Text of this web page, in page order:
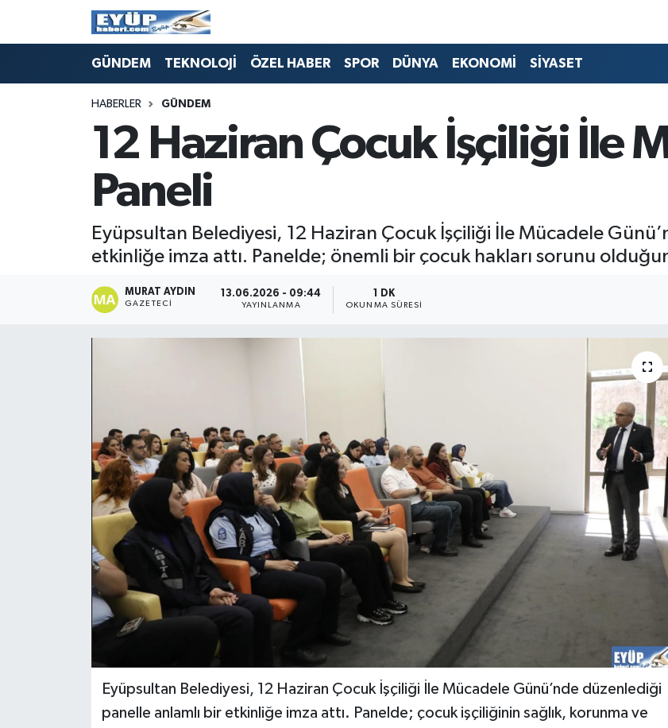
GÜNDEM TEKNOLOJİ ÖZEL HABER SPOR DÜNYA EKONOMİ SİYASET
HABERLER GÜNDEM
12 Haziran Çocuk İşçiliği İle
Paneli
Eyüpsultan Belediyesi, 12 Haziran Çocuk İşçiliği İle Mücadele
etkinliğe imza attı. Panelde; önemli bir çocuk hakları sorunu
MURAT AYDIN
GAZETECI
13.06.2026 - 09:44
YAYINLANMA
1 DK
OKUNMA SÜRESI
Eyüpsultan Belediyesi, 12 Haziran Çocuk İşçiliği İle Mücadele Günü’nde düzenlediği
panelle anlamlı bir etkinliğe imza attı. Panelde; çocuk işçiliğinin sağlık, korunma ve